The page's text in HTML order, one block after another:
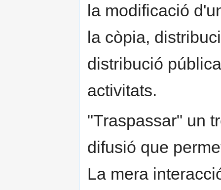
la modificació
la còpia,
distribució
activitats.
"Traspassar" un
difusió que
La mera